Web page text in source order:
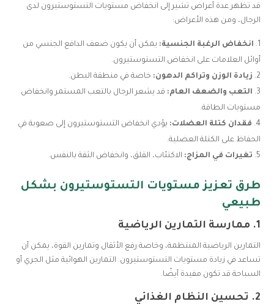
قد تظهر عدة أعراض تشير إلى انخفاض مستويات التستوستيرون لدى
الرجال، ومن هذه الأعراض:
انخفاض الرغبة الجنسية: يمكن أن يكون ضعف الدافع الجنسي من
أوائل العلامات على انخفاض التستوستيرون.
زيادة الوزن وتراكم الدهون: خاصة في منطقة البطن.
التعب والضعف العام: قد يشعر الرجال بالتعب المستمر وانخفاض
مستويات الطاقة.
فقدان كتلة العضلات: يؤدي انخفاض التستوستيرون إلى صعوبة في
الحفاظ على الكتلة العضلية.
تغيرات في المزاج: الاكتئاب، القلق، وانخفاض الثقة بالنفس.
طرق تعزيز مستويات التستوستيرون بشكل
طبيعي
1. ممارسة التمارين الرياضية
التمارين الرياضية المنتظمة، وخاصة رفع الأثقال وتمارين القوة، يمكن أن
تساعد في زيادة مستويات التستوستيرون. التمارين الهوائية مثل الجري أو
السباحة قد تكون مفيدة أيضًا.
2. تحسين النظام الغذائي